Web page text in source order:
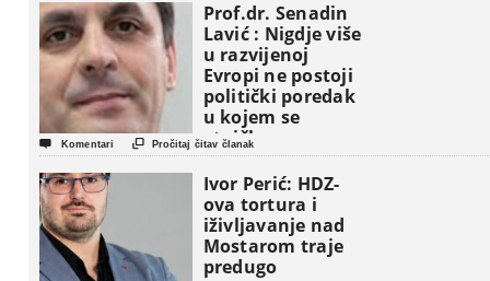
Prof.dr. Senadin
Lavić : Nigdje više
u razvijenoj
Evropi ne postoji
politički poredak
u kojem se
etničke grupe
pojavljuju kao
osnovne
političke jedinice
 Komentari  Pročitaj čitav članak
Ivor Perić: HDZ-
ova tortura i
iživljavanje nad
Mostarom traje
predugo